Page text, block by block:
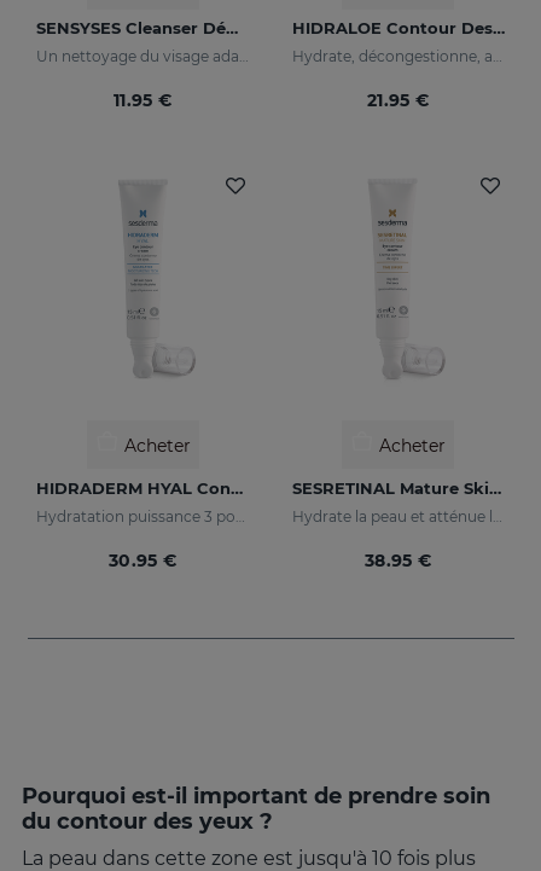
SENSYSES Cleanser Démaquillant Pour Les Yeux
Un nettoyage du visage adapté à votre peau
11.95 €
HIDRALOE Contour Des Yeux
Hydrate, décongestionne, apaise et régénère
21.95 €
Acheter
HIDRADERM HYAL Contour Des Yeux
30.95 €
Acheter
SESRETINAL Mature Skin Gel Contour Des Yeux
38.95 €
Pourquoi est-il important de prendre soin
du contour des yeux ?
La peau dans cette zone est jusqu'à 10 fois plus